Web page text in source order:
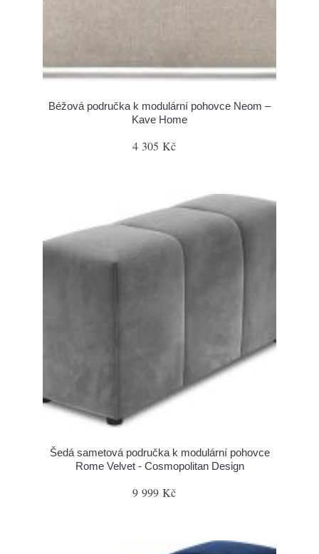
Béžová područka k modulární pohovce Neom –
Kave Home
4 305 Kč
Šedá sametová područka k modulární pohovce
Rome Velvet - Cosmopolitan Design
9 999 Kč